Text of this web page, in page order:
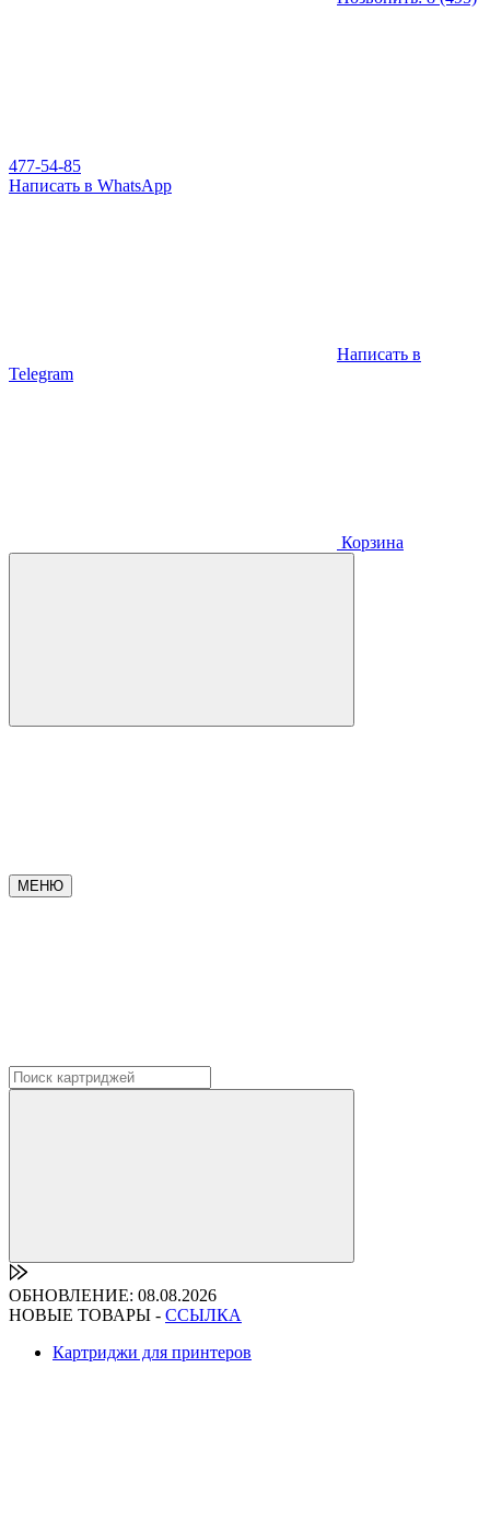
477-54-85
Написать в WhatsApp
Написать в
Telegram
Корзина
МЕНЮ
ОБНОВЛЕНИЕ: 08.08.2026
НОВЫЕ ТОВАРЫ - ССЫЛКА
Картриджи для принтеров